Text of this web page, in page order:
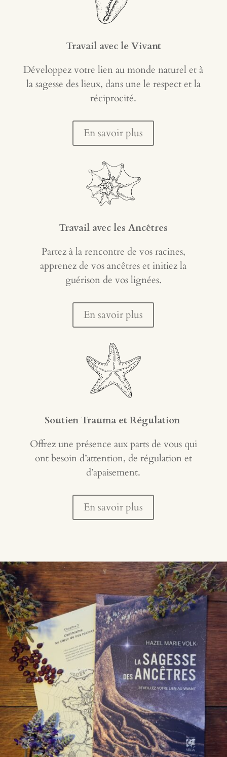
Travail avec le Vivant
Développez votre lien au monde naturel et à
la sagesse des lieux, dans une le respect et la
réciprocité.
En savoir plus
Travail avec les Ancêtres
Partez à la rencontre de vos racines,
apprenez de vos ancêtres et initiez la
guérison de vos lignées.
En savoir plus
Soutien Trauma et Régulation
Offrez une présence aux parts de vous qui
ont besoin d’attention, de régulation et
d’apaisement.
En savoir plus